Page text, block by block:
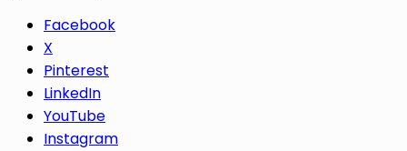
Facebook
X
Pinterest
LinkedIn
YouTube
Instagram